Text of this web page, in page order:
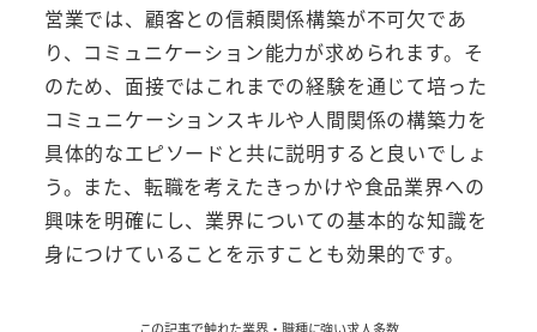
営業では、顧客との信頼関係構築が不可欠であ
り、コミュニケーション能力が求められます。そ
のため、面接ではこれまでの経験を通じて培った
コミュニケーションスキルや人間関係の構築力を
具体的なエピソードと共に説明すると良いでしょ
う。また、転職を考えたきっかけや食品業界への
興味を明確にし、業界についての基本的な知識を
身につけていることを示すことも効果的です。
この記事で触れた業界・職種に強い求人多数